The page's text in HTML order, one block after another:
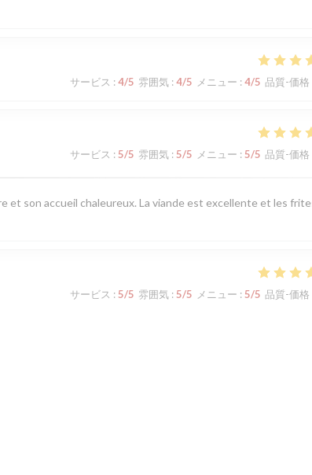
サービス : 4/5 雰囲気 : 4/5 メニュー : 4/5 品質-価格
サービス : 5/5 雰囲気 : 5/5 メニュー : 5/5 品質-価格
son accueil chaleureux. La viande est excellente et les
サービス : 5/5 雰囲気 : 5/5 メニュー : 5/5 品質-価格